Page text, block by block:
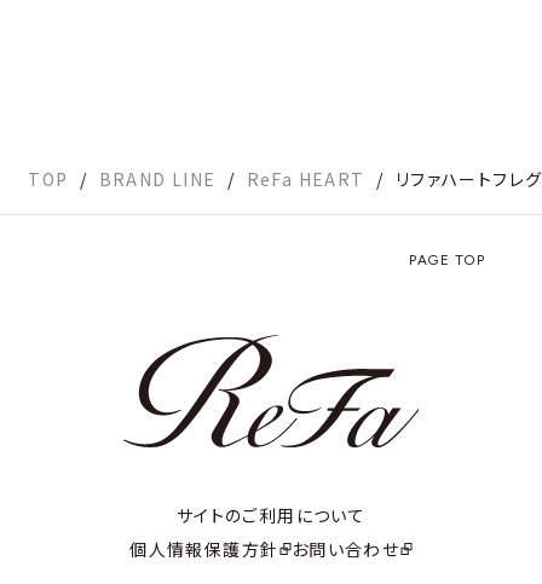
TOP BRAND LINE ReFa HEART リファハートフレ
PAGE TOP
サイトのご利用について
個人情報保護方針
お問い合わせ